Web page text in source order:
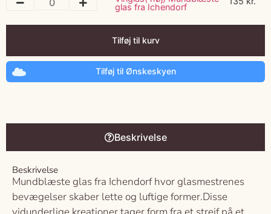
glas fra Ichendorf
Tilføj til kurv
Tilføj til Ønskeskyen
Beskrivelse
Beskrivelse
Mundblæste glas fra Ichendorf hvor glasmestrenes
bevægelser skaber lette og luftige former.Disse